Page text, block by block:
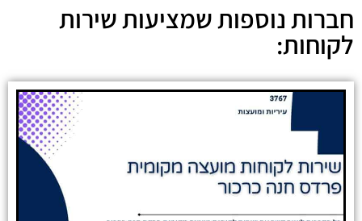
חברות נוספות שמציעות שירות
לקוחות: